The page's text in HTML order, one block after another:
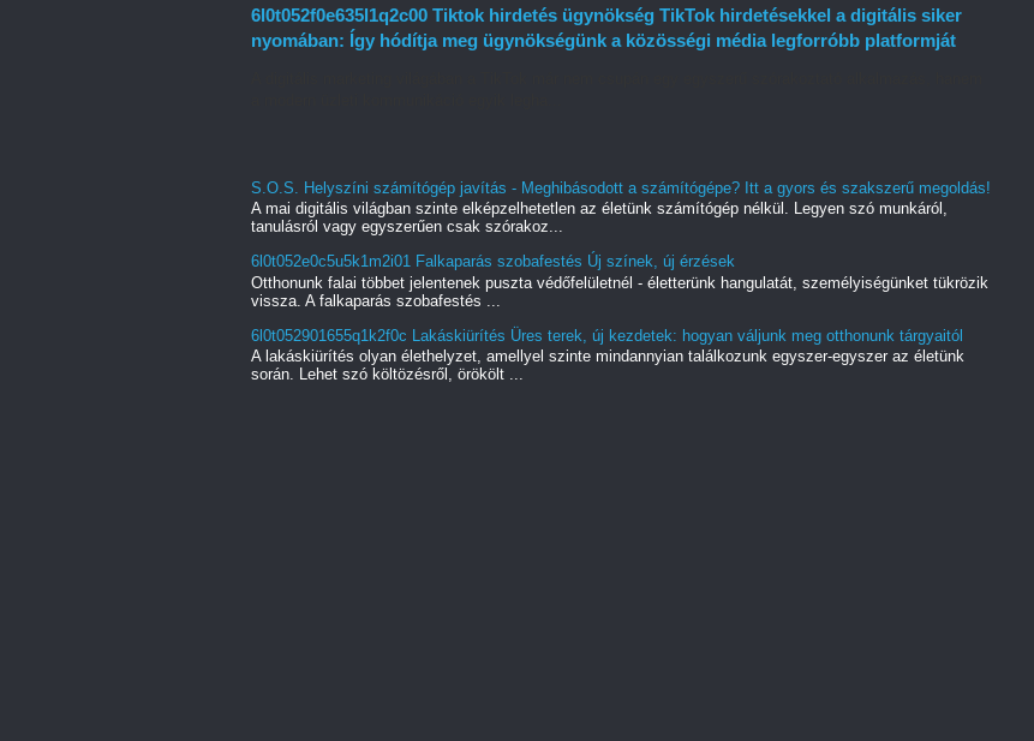
6l0t052f0e635l1q2c00 Tiktok hirdetés ügynökség TikTok hirdetésekkel a digitális siker
nyomában: Így hódítja meg ügynökségünk a közösségi média legforróbb platformját
S.O.S. Helyszíni számítógép javítás - Meghibásodott a számítógépe? Itt a gyors és szakszerű megoldás!
A mai digitális világban szinte elképzelhetetlen az életünk számítógép nélkül. Legyen szó munkáról,
tanulásról vagy egyszerűen csak szórakoz...
6l0t052e0c5u5k1m2i01 Falkaparás szobafestés Új színek, új érzések
Otthonunk falai többet jelentenek puszta védőfelületnél - életterünk hangulatát, személyiségünket tükrözik
vissza. A falkaparás szobafestés ...
6l0t052901655q1k2f0c Lakáskiürítés Üres terek, új kezdetek: hogyan váljunk meg otthonunk tárgyaitól
A lakáskiürítés olyan élethelyzet, amellyel szinte mindannyian találkozunk egyszer-egyszer az életünk
során. Lehet szó költözésről, örökölt ...